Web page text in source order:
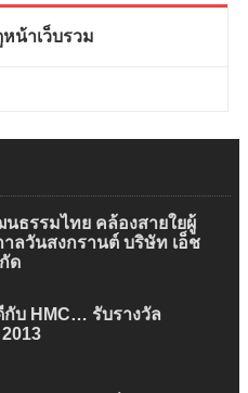
น้าเว็บรวม
ธรรมไทย คล้องสายใยผู้
าลวันสงกรานต์ บริษัท เอ็ช
ด
บ HMC… รับรางวัล